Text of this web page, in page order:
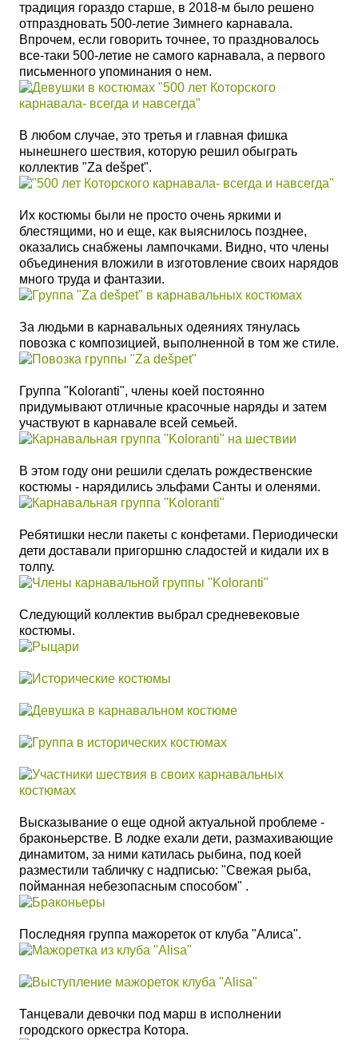
традиция гораздо старше, в 2018-м было решено
отпраздновать 500-летие Зимнего карнавала.
Впрочем, если говорить точнее, то праздновалось
все-таки 500-летие не самого карнавала, а первого
письменного упоминания о нем.
В любом случае, это третья и главная фишка
нынешнего шествия, которую решил обыграть
коллектив "Za dešpet".
Их костюмы были не просто очень яркими и
блестящими, но и еще, как выяснилось позднее,
оказались снабжены лампочками. Видно, что члены
объединения вложили в изготовление своих нарядов
много труда и фантазии.
За людьми в карнавальных одеяниях тянулась
повозка с композицией, выполненной в том же стиле.
Группа "Koloranti", члены коей постоянно
придумывают отличные красочные наряды и затем
участвуют в карнавале всей семьей.
В этом году они решили сделать рождественские
костюмы - нарядились эльфами Санты и оленями.
Ребятишки несли пакеты с конфетами. Периодически
дети доставали пригоршню сладостей и кидали их в
толпу.
Следующий коллектив выбрал средневековые
костюмы.
Высказывание о еще одной актуальной проблеме -
браконьерстве. В лодке ехали дети, размахивающие
динамитом, за ними катилась рыбина, под коей
разместили табличку с надписью: "Свежая рыба,
пойманная небезопасным способом" .
Последняя группа мажореток от клуба "Алиса".
Танцевали девочки под марш в исполнении
городского оркестра Котора.